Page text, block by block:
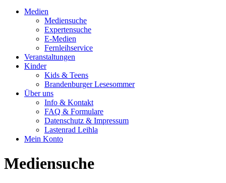
Medien
Mediensuche
Expertensuche
E-Medien
Fernleihservice
Veranstaltungen
Kinder
Kids & Teens
Brandenburger Lesesommer
Über uns
Info & Kontakt
FAQ & Formulare
Datenschutz & Impressum
Lastenrad Leihla
Mein Konto
Mediensuche